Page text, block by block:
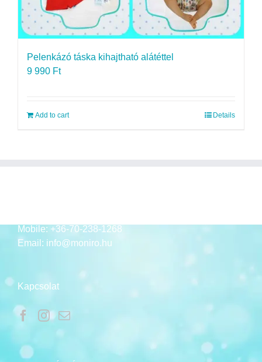
Pelenkázó táska kihajtható alátéttel
9 990 Ft
Add to cart Details
Mobile: +36-70-238-1268
Email: info@moniro.hu
Kapcsolat